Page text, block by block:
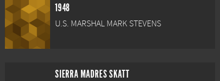
1948
U.S. MARSHAL MARK STEVENS
SIERRA MADRES SKATT